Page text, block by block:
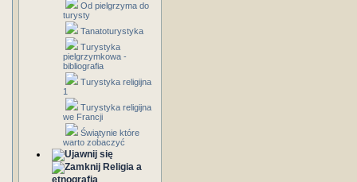
Od pielgrzyma do
turysty
Tanatoturystyka
Turystyka
pielgrzymkowa -
bibliografia
Turystyka religijna
1
Turystyka religijna
we Francji
Świątynie które
warto zobaczyć
Religia a
etnografia